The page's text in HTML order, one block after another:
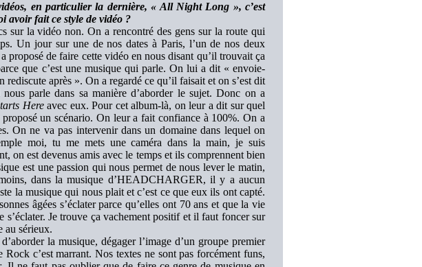
en particulier la dernière, « All Night Long », c’est
avoir fait ce style de vidéo ?
sur la vidéo non. On a rencontré des gens sur la route qui
Un jour sur une de nos dates à Paris, l’un de nos deux
proposé de faire cette vidéo en nous disant qu’il trouvait ça
que c’est une musique qui parle. On lui a dit « envoie-
après ». On a regardé ce qu’il faisait et on s’est dit
parle dans sa manière d’aborder le sujet. Donc on a
Hereavec eux. Pour cet album-là, on leur a dit sur quel
un scénario. On leur a fait confiance à 100%. On a
On ne va pas intervenir dans un domaine dans lequel on
moi, tu me mets une caméra dans la main, je suis
on est devenus amis avec le temps et ils comprennent bien
est une passion qui nous permet de nous lever le matin,
dans la musique d’HEADCHARGER, il y a aucun
la musique qui nous plait et c’est ce que eux ils ont capté.
âgées s’éclater parce qu’elles ont 70 ans et que la vie
Je trouve ça vachement positif et il faut foncer sur
au sérieux.
la musique, dégager l’image d’un groupe premier
c’est marrant. Nos textes ne sont pas forcément funs,